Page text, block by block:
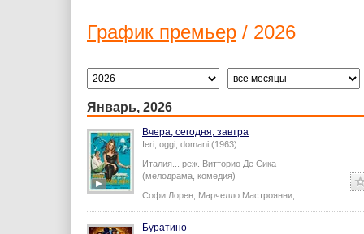
График премьер / 2026
Январь, 2026
Вчера, сегодня, завтра
Ieri, oggi, domani (1963)
Италия... реж. Витторио Де Сика
(мелодрама, комедия)
Софи Лорен Марчелло Мастроянни
Буратино